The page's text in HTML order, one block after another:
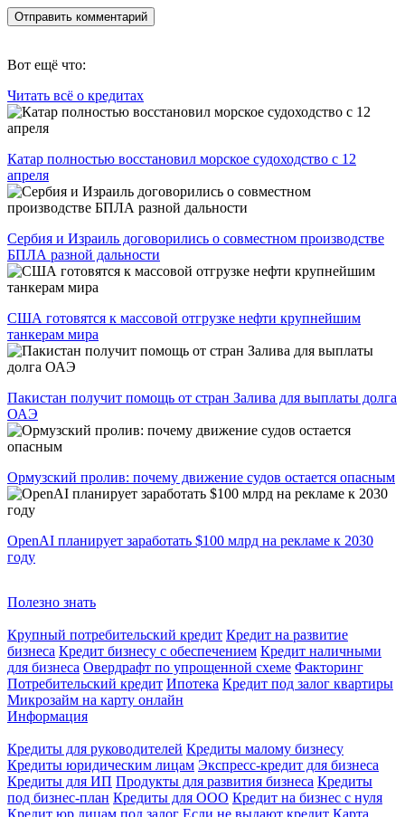
Вот ещё что:
Читать всё о кредитах
Катар полностью восстановил морское судоходство с 12
апреля
Сербия и Израиль договорились о совместном производстве
БПЛА разной дальности
США готовятся к массовой отгрузке нефти крупнейшим
танкерам мира
Пакистан получит помощь от стран Залива для выплаты долга
ОАЭ
Ормузский пролив: почему движение судов остается опасным
OpenAI планирует заработать $100 млрд на рекламе к 2030
году
Полезно знать
Крупный потребительский кредит Кредит на развитие
бизнеса Кредит бизнесу с обеспечением Кредит наличными
для бизнеса Овердрафт по упрощенной схеме Факторинг
Потребительский кредит Ипотека Кредит под залог квартиры
Микрозайм на карту онлайн
Информация
Кредиты для руководителей Кредиты малому бизнесу
Кредиты юридическим лицам Экспресс-кредит для бизнеса
Кредиты для ИП Продукты для развития бизнеса Кредиты
под бизнес-план Кредиты для ООО Кредит на бизнес с нуля